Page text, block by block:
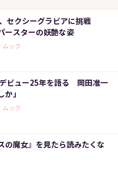
セクシーグラビアに挑戦
ースターの妖艶な姿
ムック
ビュー25年を語る 岡田准一
か」
ムック
の魔女』を見たら読みたくな